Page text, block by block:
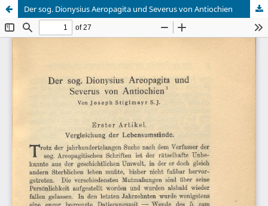
Der sog. Dionysius Aeropagita und Severus von Antiochien